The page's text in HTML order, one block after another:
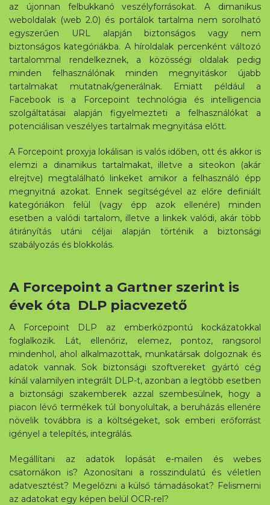
az újonnan felbukkanó veszélyforrásokat. A dimanikus
weboldalak (web 2.0) és portálok tartalma nem sorolható
egyszerűen URL alapján biztonságos vagy nem
biztonságos kategóriákba. A híroldalak percenként változó
tartalommal rendelkeznek, a közösségi oldalak pedig
minden felhasználónak minden megnyitáskor újabb
tartalmakat mutatnak/generálnak. Emiatt például a
Facebook is a Forcepoint technológia és intelligencia
szolgáltatásai alapján figyelmezteti a felhasználókat a
potenciálisan veszélyes tartalmak megnyitása előtt.
A Forcepoint proxyja lokálisan is valós időben, ott és akkor is
elemzi a dinamikus tartalmakat, illetve a siteokon (akár
elrejtve) megtalálható linkeket amikor a felhasználó épp
megnyitná azokat. Ennek segítségével az előre definiált
kategóriákon felül (vagy épp azok ellenére) minden
esetben a valódi tartalom, illetve a linkek valódi, akár több
átirányítás utáni céljai alapján történik a biztonsági
szabályozás és blokkolás.
A Forcepoint a Gartner szerint is
évek óta DLP piacvezető
A Forcepoint DLP az emberközpontú kockázatokkal
foglalkozik. Lát, ellenőriz, elemez, pontoz, rangsorol
mindenhol, ahol alkalmazottak, munkatársak dolgoznak és
adatok vannak. Sok biztonsági szoftvereket gyártó cég
kínál valamilyen integrált DLP-t, azonban a legtöbb esetben
a biztonsági szakemberek azzal szembesülnek, hogy a
piacon lévő termékek túl bonyolultak, a beruházás ellenére
növelik továbbra is a költségeket, sok emberi erőforrást
igényel a telepítés, integrálás.
Megállítani az adatok lopását e-mailen és webes
csatornákon is? Azonosítani a rosszindulatú és véletlen
adatvesztést? Megelőzni a külső támadásokat? Felismerni
az adatokat egy képen belül OCR-rel?